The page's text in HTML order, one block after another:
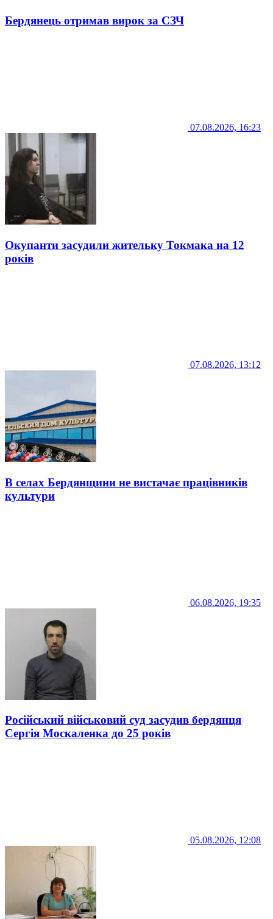
Бердянець отримав вирок за СЗЧ
07.08.2026, 16:23
Окупанти засудили жительку Токмака на 12
років
07.08.2026, 13:12
В селах Бердянщини не вистачає працівників
культури
06.08.2026, 19:35
Російський військовий суд засудив бердянця
Сергія Москаленка до 25 років
05.08.2026, 12:08